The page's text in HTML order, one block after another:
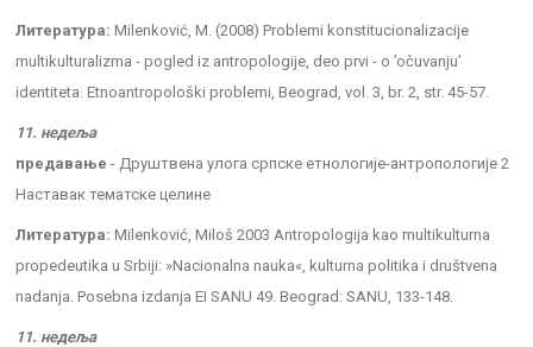
Литература: Milenković, M. (2008) Problemi konstitucionalizacije
multikulturalizma - pogled iz antropologije, deo prvi - o ’očuvanju’
identiteta. Etnoantropološki problemi, Beograd, vol. 3, br. 2, str. 45-57.
11. недеља
предавање - Друштвена улога српске етнологије-антропологије 2
Наставак тематске целине
Литература: Milenković, Miloš 2003 Antropologija kao multikulturna
propedeutika u Srbiji: »Nacionalna nauka«, kulturna politika i društvena
nadanja. Posebna izdanja EI SANU 49. Beograd: SANU, 133-148.
11. недеља